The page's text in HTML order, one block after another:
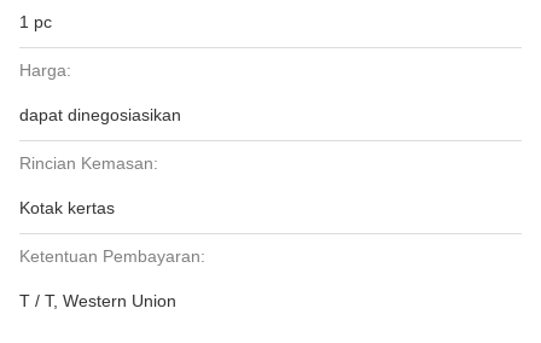
1 pc
Harga:
dapat dinegosiasikan
Rincian Kemasan:
Kotak kertas
Ketentuan Pembayaran:
T / T, Western Union